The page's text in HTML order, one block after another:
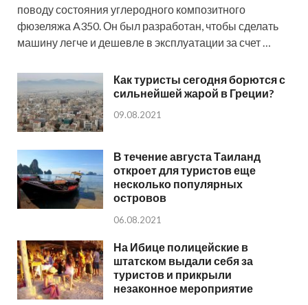
поводу состояния углеродного композитного
фюзеляжа A350. Он был разработан, чтобы сделать
машину легче и дешевле в эксплуатации за счет …
Как туристы сегодня борются с
сильнейшей жарой в Греции?
09.08.2021
В течение августа Таиланд
откроет для туристов еще
несколько популярных
островов
06.08.2021
На Ибице полицейские в
штатском выдали себя за
туристов и прикрыли
незаконное мероприятие